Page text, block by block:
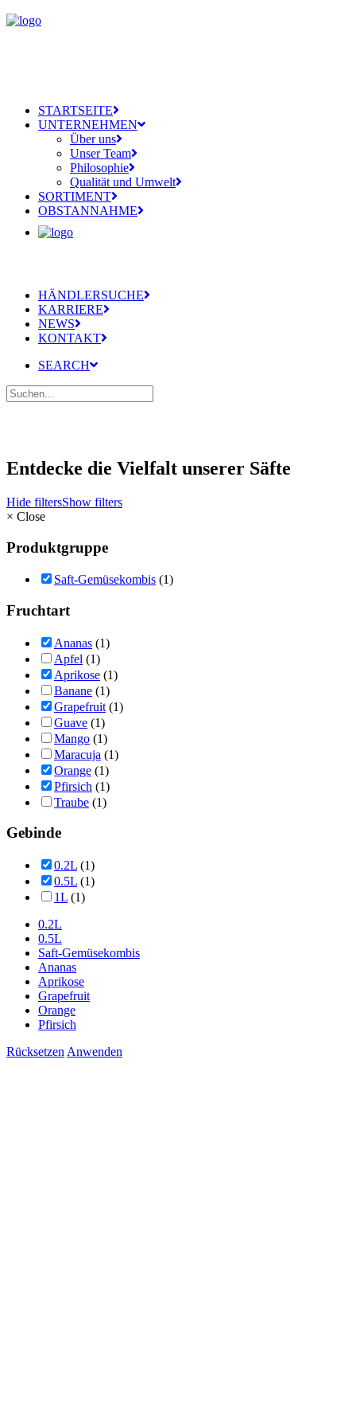
STARTSEITE
UNTERNEHMEN
Über uns
Unser Team
Philosophie
Qualität und Umwelt
SORTIMENT
OBSTANNAHME
HÄNDLERSUCHE
KARRIERE
NEWS
KONTAKT
SEARCH
Entdecke die Vielfalt unserer Säfte
Hide filtersShow filters
× Close
Produktgruppe
Saft-Gemüsekombis (1)
Fruchtart
Ananas (1)
Apfel (1)
Aprikose (1)
Banane (1)
Grapefruit (1)
Guave (1)
Mango (1)
Maracuja (1)
Orange (1)
Pfirsich (1)
Traube (1)
Gebinde
0.2L (1)
0.5L (1)
1L (1)
0.2L
0.5L
Saft-Gemüsekombis
Ananas
Aprikose
Grapefruit
Orange
Pfirsich
Rücksetzen Anwenden